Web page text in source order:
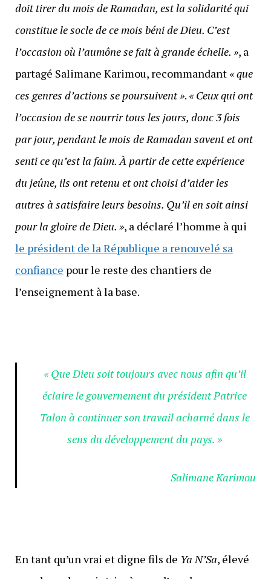
doit tirer du mois de Ramadan, est la solidarité qui
constitue le socle de ce mois béni de Dieu. C’est
l’occasion où l’aumône se fait à grande échelle. », a
partagé Salimane Karimou, recommandant « que
ces genres d’actions se poursuivent ». « Ceux qui ont
l’occasion de se nourrir tous les jours, donc 3 fois
par jour, pendant le mois de Ramadan savent et ont
senti ce qu’est la faim. À partir de cette expérience
du jeûne, ils ont retenu et ont choisi d’aider les
autres à satisfaire leurs besoins. Qu’il en soit ainsi
pour la gloire de Dieu. », a déclaré l’homme à qui
le président de la République a renouvelé sa
confiance pour le reste des chantiers de
l’enseignement à la base.
« Que Dieu soit toujours avec nous afin qu’il
éclaire le gouvernement du président Patrice
Talon à continuer son travail acharné dans le
sens du développement du pays. »
Salimane Karimou
En tant qu’un vrai et digne fils de Ya N’Sa, élevé